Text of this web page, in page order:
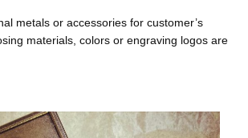
metals or accessories for customer’s
materials, colors or engraving logos are